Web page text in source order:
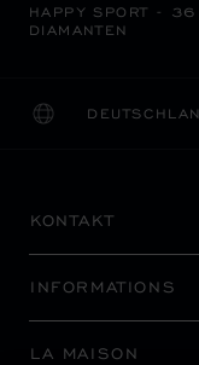
HAPPY SPORT -
DIAMANTEN
LAND
KONTAKT
INFORMATIONS
LA MAISON